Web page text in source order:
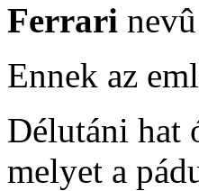
Ferrari
Ennek az
Délutáni hat
melyet a